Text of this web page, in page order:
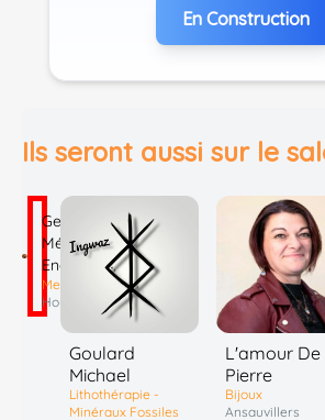
En Construction
Ils seront aussi sur le
Georges
Médium
Energies
Mediumnité
Houdain
Goulard
Michael
Lithothérapie -
Minéraux Fossiles
L'amour De
Pierre
Bijoux
Ansauvillers